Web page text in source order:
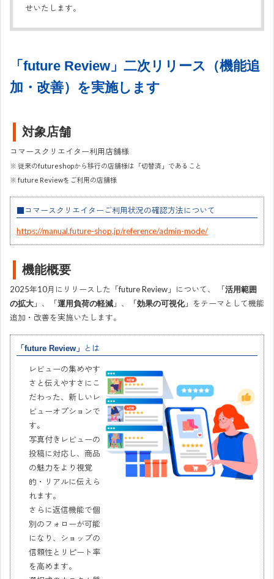
せいたします。
「future Review」二次リリース（機能追
加・改善）を実施します
対象店舗
コマースクリエイター利用店舗様
※ 従来のfutureshopから移行の店舗様は「切替済」であること
※ future Reviewをご利用の店舗様
■コマースクリエイターご利用状況の確認方法について
https://manual.future-shop.jp/reference/admin-mode/
機能概要
2025年10月にリリースした「future Review」について、 「活用範囲
の拡大 」、「運用負荷の軽減 」、「効果の可視化」をテーマとして機能
追加・改善を実施いたします。
「future Review」 とは
レビューの集めやす
さと伝えやすさにこ
だわった、新しいレ
ビューオプションで
す。
写真付きレビューの
投稿に対応し、商品
の魅力をより視覚
的・リアルに伝えら
れます。
さらに返信機能で個
別のフォローが可能
になり、ショップの
信頼性とリピート率
を高めます。